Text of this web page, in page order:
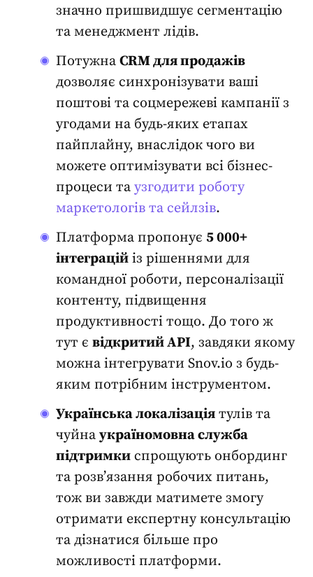
значно пришвидшує сегментацію
та менеджмент лідів.
Потужна CRM для продажів
дозволяє синхронізувати ваші
поштові та соцмережеві кампанії з
угодами на будь-яких етапах
пайплайну, внаслідок чого ви
можете оптимізувати всі бізнес-
процеси та узгодити роботу
маркетологів та сейлзів.
Платформа пропонує 5 000+
інтеграцій із рішеннями для
командної роботи, персоналізації
контенту, підвищення
продуктивності тощо. До того ж
тут є відкритий API, завдяки якому
можна інтегрувати Snov.io з будь-
яким потрібним інструментом.
Українська локалізація тулів та
чуйна україномовна служба
підтримки спрощують онбординг
та розв’язання робочих питань,
тож ви завжди матимете змогу
отримати експертну консультацію
та дізнатися більше про
можливості платформи.